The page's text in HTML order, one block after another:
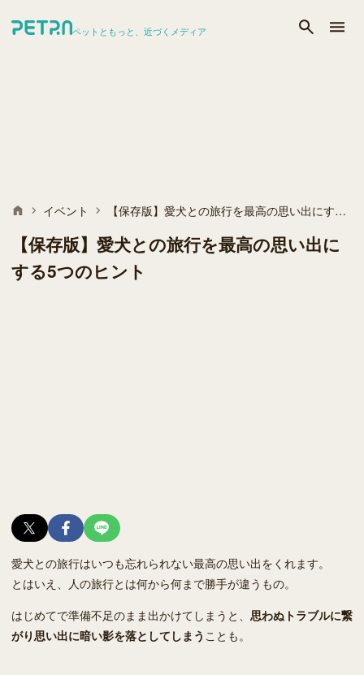
ペットともっと、近づくメディア
イベント 【保存版】愛犬との旅行を最高の思い出にする5つのヒント
【保存版】愛犬との旅行を最高の思い出に
する5つのヒント
愛犬との旅行はいつも忘れられない最高の思い出をくれます。
とはいえ、人の旅行とは何から何まで勝手が違うもの。
はじめてで準備不足のまま出かけてしまうと、 思わぬトラブルに繋
がり思い出に暗い影を落としてしまう ことも。